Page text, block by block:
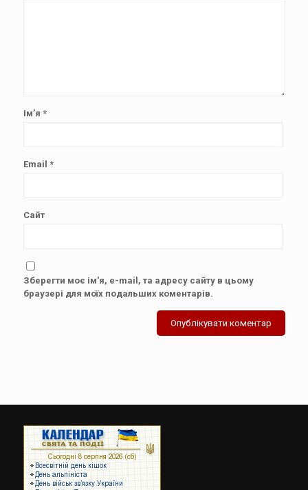
Ім’я *
Email *
Сайт
Зберегти моє ім'я, e-mail, та адресу сайту в цьому
браузері для моїх подальших коментарів.